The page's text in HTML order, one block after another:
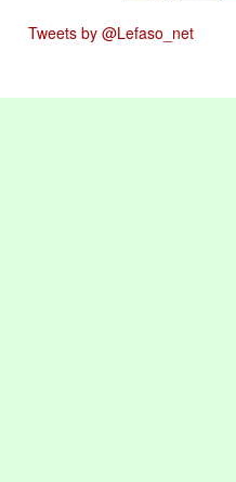
Tweets by @Lefaso_net